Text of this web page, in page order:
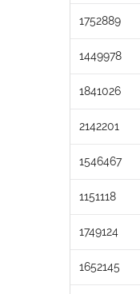
1752889
1449978
1841026
2142201
1546467
1151118
1749124
1652145